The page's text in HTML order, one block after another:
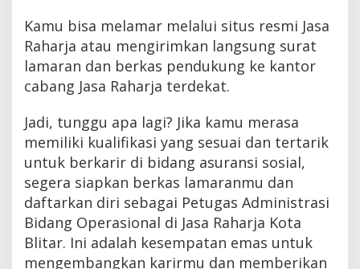
Kamu bisa melamar melalui situs resmi Jasa
Raharja atau mengirimkan langsung surat
lamaran dan berkas pendukung ke kantor
cabang Jasa Raharja terdekat.
Jadi, tunggu apa lagi? Jika kamu merasa
memiliki kualifikasi yang sesuai dan tertarik
untuk berkarir di bidang asuransi sosial,
segera siapkan berkas lamaranmu dan
daftarkan diri sebagai Petugas Administrasi
Bidang Operasional di Jasa Raharja Kota
Blitar. Ini adalah kesempatan emas untuk
mengembangkan karirmu dan memberikan